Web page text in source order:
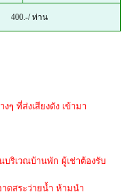
400.-/ ท่าน
ๆ ที่ส่งเสียงดัง เข้ามา
ริเวณบ้านพัก ผู้เช่าต้องรับ
ดสระว่ายน้ำ ห้ามนำ